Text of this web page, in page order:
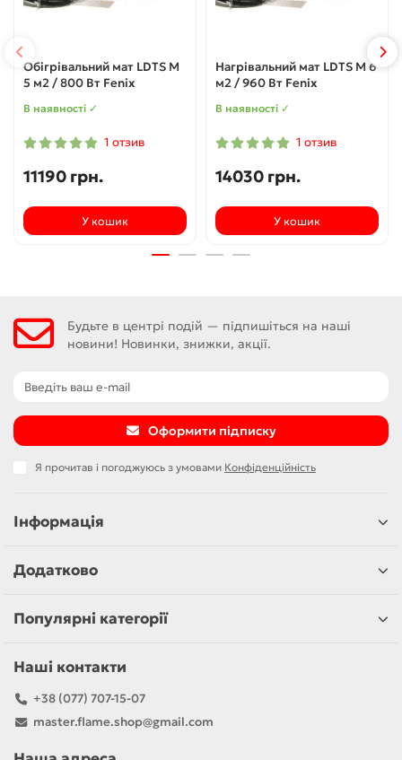
Обігрівальний мат LDTS M
5 м2 / 800 Вт Fenix
В наявності ✓
1 отзив
11190 грн.
У кошик
Нагрівальний мат LDTS M 6
м2 / 960 Вт Fenix
В наявності ✓
1 отзив
14030 грн.
У кошик
Будьте в центрі подій — підпишіться на наші
новини! Новинки, знижки, акції.
Оформити підписку
Я прочитав і погоджуюсь з умовами Конфіденційність
Інформація
Додатково
Популярні категорії
Наші контакти
+38 (077) 707-15-07
master.flame.shop@gmail.com